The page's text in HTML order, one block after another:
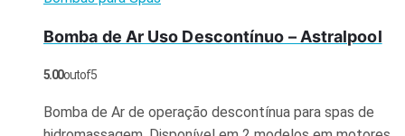
Bomba de Ar Uso Descontínuo – Astralpool
5.00out of 5
Bomba de Ar de operação descontínua para spas de